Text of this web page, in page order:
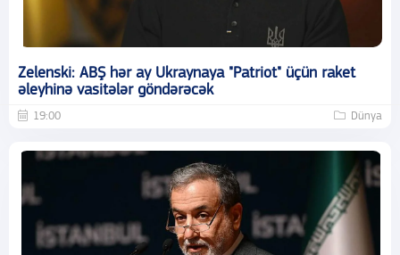
Zelenski: ABŞ hər ay Ukraynaya "Patriot" üçün raket
əleyhinə vasitələr göndərəcək
19:00 Dünya